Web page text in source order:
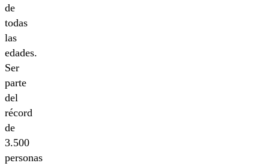
de
todas
las
edades.
Ser
parte
del
récord
de
3.500
personas